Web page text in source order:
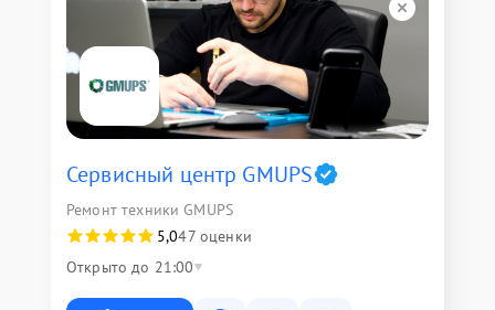
Сервисный центр GMUPS
Ремонт техники GMUPS
5,047 оценки
Открыто до 21:00